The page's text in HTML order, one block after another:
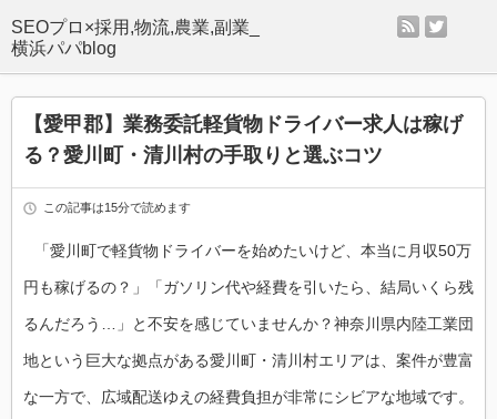
SEOプロ×採用,物流,農業,副業_
横浜パパblog
rss
【愛甲郡】業務委託軽貨物ドライバー求人は稼げ
る？愛川町・清川村の手取りと選ぶコツ
この記事は15分で読めます
「愛川町で軽貨物ドライバーを始めたいけど、本当に月収50万
円も稼げるの？」「ガソリン代や経費を引いたら、結局いくら残
るんだろう…」と不安を感じていませんか？神奈川県内陸工業団
地という巨大な拠点がある愛川町・清川村エリアは、案件が豊富
な一方で、広域配送ゆえの経費負担が非常にシビアな地域です。